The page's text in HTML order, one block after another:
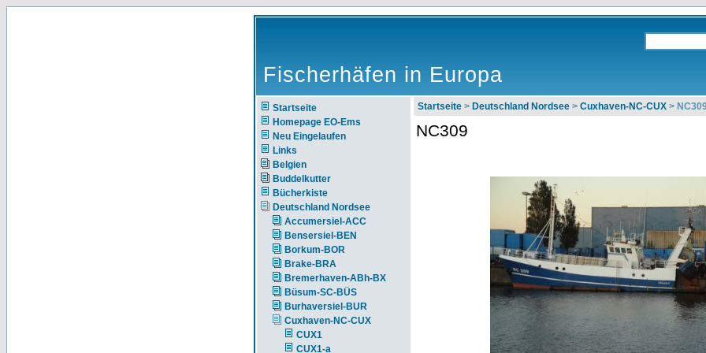
Fischerhäfen in Europa
Startseite
Homepage EO-Ems
Neu Eingelaufen
Links
Belgien
Buddelkutter
Bücherkiste
Deutschland Nordsee
Accumersiel-ACC
Bensersiel-BEN
Borkum-BOR
Brake-BRA
Bremerhaven-ABh-BX
Büsum-SC-BÜS
Burhaversiel-BUR
Cuxhaven-NC-CUX
CUX1
CUX1-a
Startseite > Deutschland Nordsee > Cuxhaven-NC-CUX >
NC309